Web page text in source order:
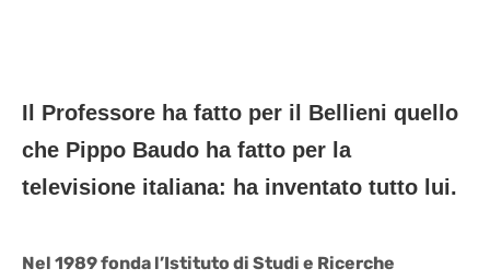
Il Professore ha fatto per il Bellieni quello
che Pippo Baudo ha fatto per la
televisione italiana: ha inventato tutto lui.
Nel 1989 fonda l’Istituto di Studi e Ricerche